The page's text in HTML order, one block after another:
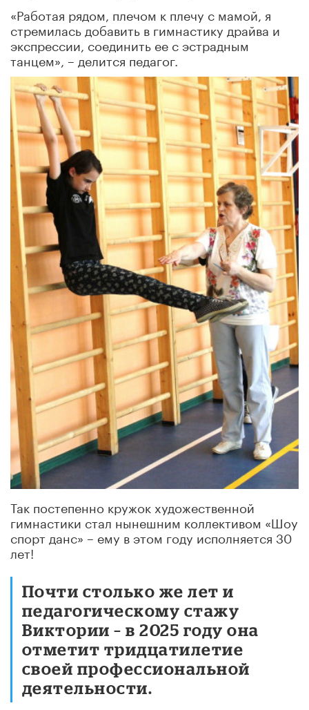
«Работая рядом, плечом к плечу с мамой, я
стремилась добавить в гимнастику драйва и
экспрессии, соединить ее с эстрадным
танцем», – делится педагог.
Так постепенно кружок художественной
гимнастики стал нынешним коллективом «Шоу
спорт данс» – ему в этом году исполняется 30
лет!
Почти столько же лет и
педагогическому стажу
Виктории – в 2025 году она
отметит тридцатилетие
своей профессиональной
деятельности.